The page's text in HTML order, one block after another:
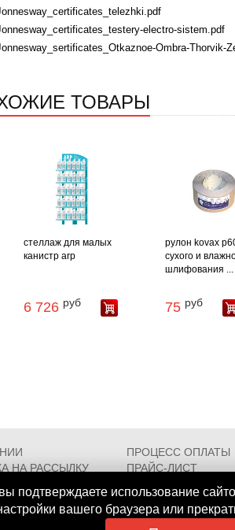
electro-sistem.pdf
Ombra-Thorvik-
ТОВАРЫ
стеллаж для малых
канистр arp
6 726 руб
рулон kovax
сухого и
шлифования ...
75 руб
подтверждаете использование
вашего браузера или
ПРОЦЕСС ОПЛАТЫ
НА РАССЫЛКУ
ПРАЙС-ЛИСТ